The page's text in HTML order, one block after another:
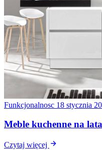
Funkcjonalnosc 18 stycznia
Meble kuchenne na
Czytaj więcej